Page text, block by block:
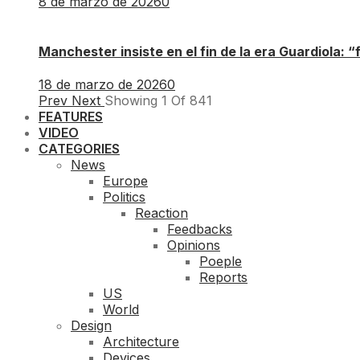
Manchester insiste en el fin de la era Guardiola:
18 de marzo de 20260
Prev Next Showing 1 Of 841
FEATURES
VIDEO
CATEGORIES
News
Europe
Politics
Reaction
Feedbacks
Opinions
Poeple
Reports
US
World
Design
Architecture